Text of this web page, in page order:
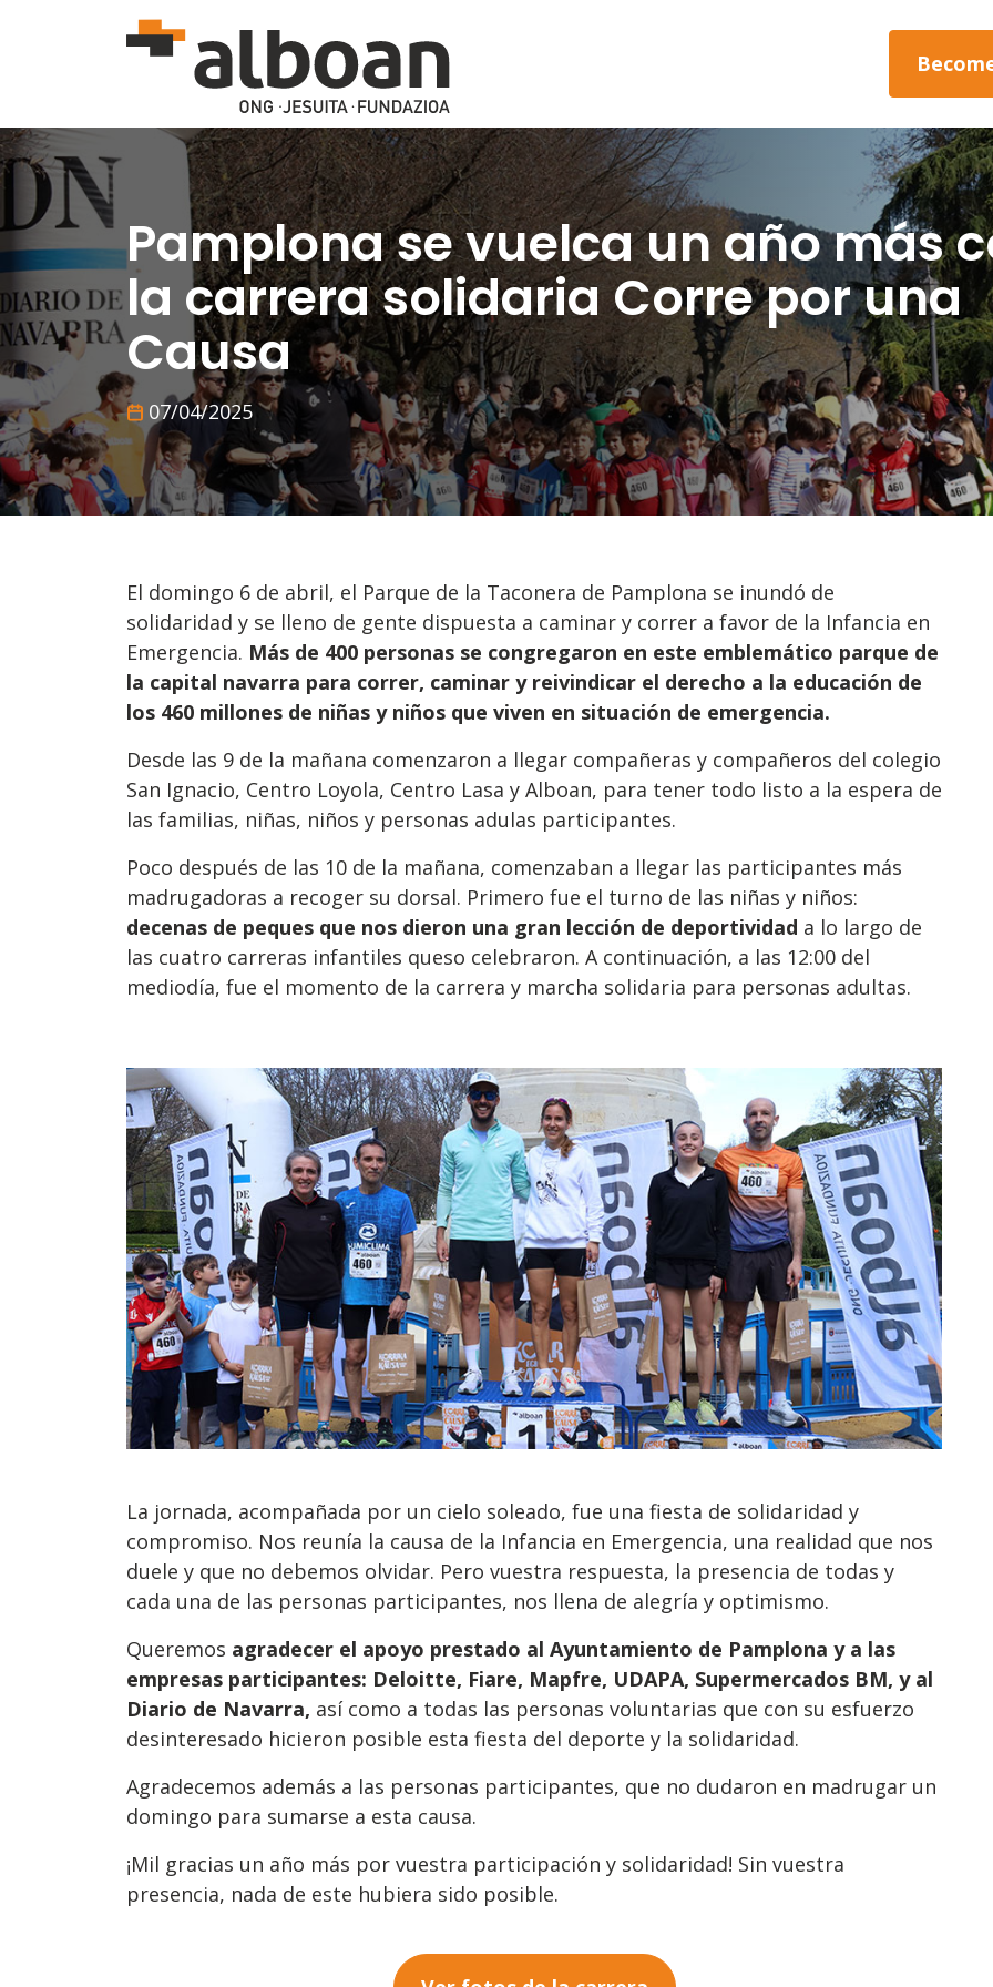
Skip to main content
Pamplona se vuelca un año más
la carrera solidaria Corre por una
Causa
07/04/2025
El domingo 6 de abril, el Parque de la Taconera de Pamplona se inundó de
solidaridad y se lleno de gente dispuesta a caminar y correr a favor de la Infancia en
Emergencia. Más de 400 personas se congregaron en este emblemático parque de
la capital navarra para correr, caminar y reivindicar el derecho a la educación de
los 460 millones de niñas y niños que viven en situación de emergencia.
Desde las 9 de la mañana comenzaron a llegar compañeras y compañeros del colegio
San Ignacio, Centro Loyola, Centro Lasa y Alboan, para tener todo listo a la espera de
las familias, niñas, niños y personas adulas participantes.
Poco después de las 10 de la mañana, comenzaban a llegar las participantes más
madrugadoras a recoger su dorsal. Primero fue el turno de las niñas y niños:
decenas de peques que nos dieron una gran lección de deportividad a lo largo de
las cuatro carreras infantiles queso celebraron. A continuación, a las 12:00 del
mediodía, fue el momento de la carrera y marcha solidaria para personas adultas.
La jornada, acompañada por un cielo soleado, fue una fiesta de solidaridad y
compromiso. Nos reunía la causa de la Infancia en Emergencia, una realidad que nos
duele y que no debemos olvidar. Pero vuestra respuesta, la presencia de todas y
cada una de las personas participantes, nos llena de alegría y optimismo.
Queremos agradecer el apoyo prestado al Ayuntamiento de Pamplona y a las
empresas participantes: Deloitte, Fiare, Mapfre, UDAPA, Supermercados BM, y al
Diario de Navarra, así como a todas las personas voluntarias que con su esfuerzo
desinteresado hicieron posible esta fiesta del deporte y la solidaridad.
Agradecemos además a las personas participantes, que no dudaron en madrugar un
domingo para sumarse a esta causa.
¡Mil gracias un año más por vuestra participación y solidaridad! Sin vuestra
presencia, nada de este hubiera sido posible.